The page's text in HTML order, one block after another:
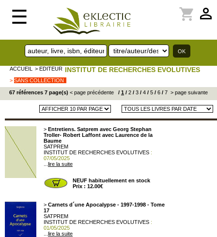
☰ perm_identity
shopping_cart
ACCUEIL > EDITEUR INSTITUT DE RECHERCHES EVOLUTIVES
> SANS COLLECTION
67 références 7 page(s) < page précédente / 1 / 2 / 3 / 4 / 5 / 6 / 7 > page suivante
> Entretiens. Satprem avec Georg Stephan
Troller- Robert Laffont avec Laurence de la
Baume
SATPREM
INSTITUT DE RECHERCHES EVOLUTIVES :
07/05/2025
lire la suite
NEUF habituellement en stock
Prix : 12.00€
> Carnets d´une Apocalypse - 1997-1998 - Tome
17
SATPREM
INSTITUT DE RECHERCHES EVOLUTIVES :
01/05/2025
lire la suite